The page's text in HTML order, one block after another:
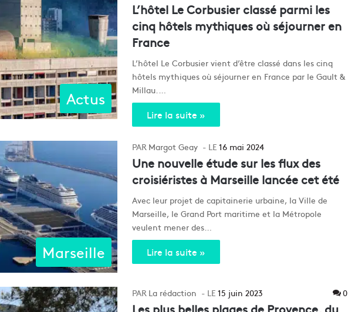
Actus
L’hôtel Le Corbusier classé parmi les
cinq hôtels mythiques où séjourner en
France
L’hôtel Le Corbusier vient d’être classé dans les cinq
hôtels mythiques où séjourner en France par le Gault &
Millau.…
Lire la suite »
Marseille
Margot Geay 16 mai 2024
Une nouvelle étude sur les flux des
croisiéristes à Marseille lancée cet été
Avec leur projet de capitainerie urbaine, la Ville de
Marseille, le Grand Port maritime et la Métropole
veulent mener des…
Lire la suite »
La rédaction 15 juin 2023 0